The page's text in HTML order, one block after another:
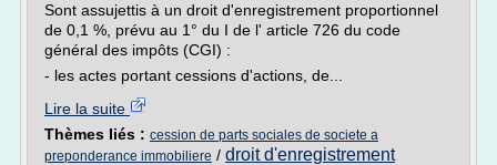
Sont assujettis à un droit d'enregistrement proportionnel
de 0,1 %, prévu au 1° du I de l' article 726 du code
général des impôts (CGI) :
- les actes portant cessions d'actions, de...
Lire la suite
Thèmes liés : cession de parts sociales de societe a
preponderance immobiliere / droit d'enregistrement